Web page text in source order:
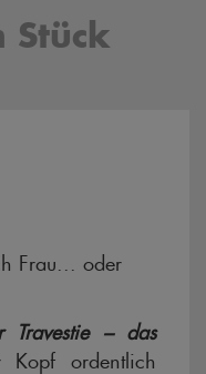
Stück
Frau... oder
Travestie – das
ordentlich